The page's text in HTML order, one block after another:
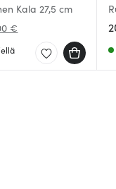
Kala 27,5 cm
€